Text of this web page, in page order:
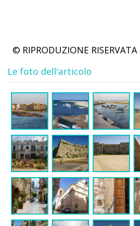
© RIPRODUZIONE RISERVATA
Le foto dell'articolo